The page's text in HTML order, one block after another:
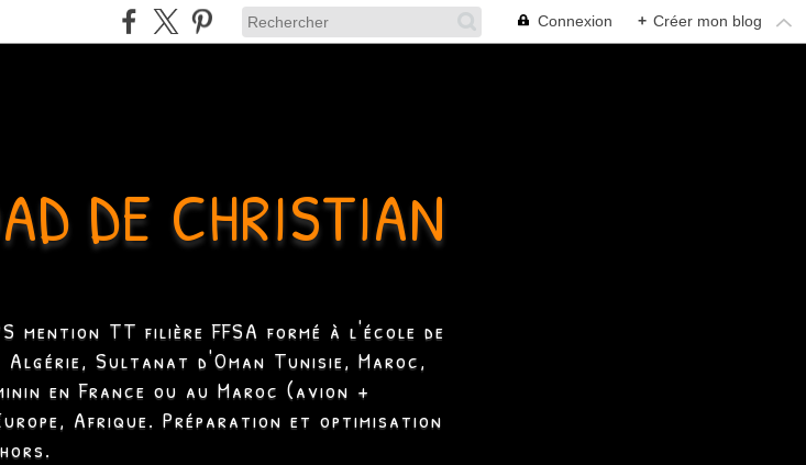
Connexion + Créer mon blog
DE CHRISTIAN
mention TT filière FFSA formé à l'école de
Algérie, Sultanat d'Oman Tunisie, Maroc,
en France ou au Maroc (avion +
Afrique. Préparation et optimisation